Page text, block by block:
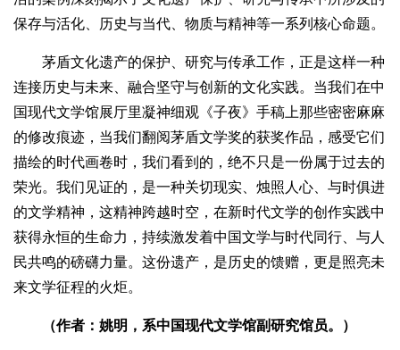
保存与活化、历史与当代、物质与精神等一系列核心命题。
茅盾文化遗产的保护、研究与传承工作，正是这样一种
连接历史与未来、融合坚守与创新的文化实践。当我们在中
国现代文学馆展厅里凝神细观《子夜》手稿上那些密密麻麻
的修改痕迹，当我们翻阅茅盾文学奖的获奖作品，感受它们
描绘的时代画卷时，我们看到的，绝不只是一份属于过去的
荣光。我们见证的，是一种关切现实、烛照人心、与时俱进
的文学精神，这精神跨越时空，在新时代文学的创作实践中
获得永恒的生命力，持续激发着中国文学与时代同行、与人
民共鸣的磅礴力量。这份遗产，是历史的馈赠，更是照亮未
来文学征程的火炬。
（作者：姚明，系中国现代文学馆副研究馆员。）